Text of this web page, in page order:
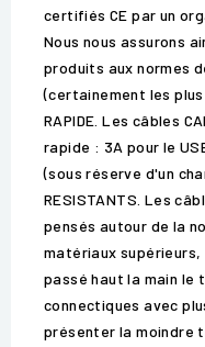
certifiés CE par un
Nous nous assurons
produits aux normes
(certainement les plus
RAPIDE. Les câbles
rapide : 3A pour le
(sous réserve d'un
RESISTANTS. Les
pensés autour de la
matériaux
passé haut la main le
connectiques avec
présenter la moindre